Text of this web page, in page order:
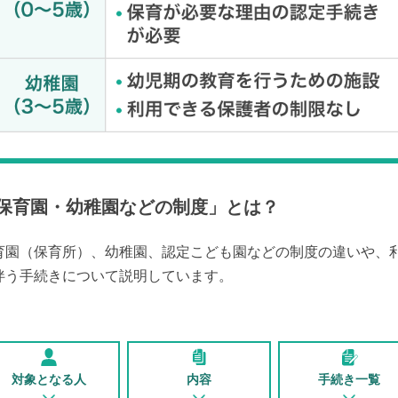
育園・幼稚園などの制度 」とは？
園（保育所）、幼稚園、認定こども園などの制度の違いや、
う手続きについて説明しています。
対象となる人 内容 手続き一覧